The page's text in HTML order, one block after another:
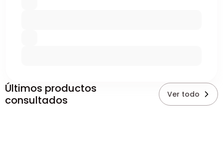
Últimos productos
consultados
Ver todo